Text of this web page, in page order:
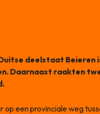
deelstaat Beieren
Daarnaast raakten
op een provinciale weg